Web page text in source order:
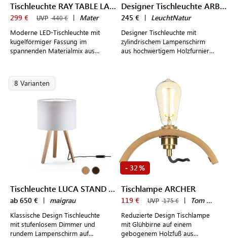
Tischleuchte RAY TABLE LAMP
299 € UVP 440 € | Mater
Moderne LED-Tischleuchte mit
kugelförmiger Fassung im
spannenden Materialmix aus
Designer Tischleuchte ARBOREUS
245 € | LeuchtNatur
Designer Tischleuchte mit
zylindrischem Lampenschirm
aus hochwertigem Holzfurnier
8 Varianten
Tischleuchte LUCA STAND little
ab 650 € | maigrau
Klassische Design Tischleuchte
mit stufenlosem Dimmer und
rundem Lampenschirm auf
- 32 %
Tischlampe ARCHER
119 € UVP 175 € | Tom Raffield
Reduzierte Design Tischlampe
mit Glühbirne auf einem
gebogenem Holzfuß aus